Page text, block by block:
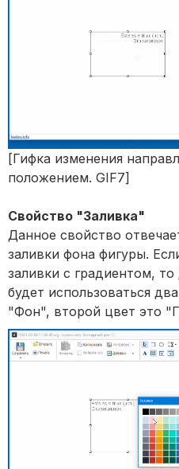
[Гифка изменения
положением. GIF7]
Свойство "Заливка"
Данное свойство
заливки фона фигуры.
заливки с градиентом,
будет использоваться
"Фон", второй цвет это